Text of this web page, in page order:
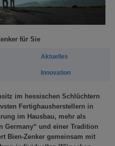
für Sie
Aktuelles
Innovation
im hessischen Schlüchtern
Fertighausherstellern in
im Hausbau, mehr als
Germany“ und einer Tradition
Bien-Zenker gemeinsam mit